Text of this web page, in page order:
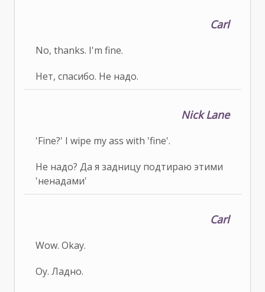
Carl
No, thanks. I'm fine.
Нет, спасибо. Не надо.
Nick Lane
'Fine?' I wipe my ass with 'fine'.
Не надо? Да я задницу подтираю этими
'ненадами'
Carl
Wow. Okay.
Оу. Ладно.